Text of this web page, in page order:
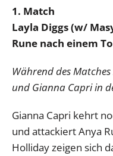
1. Match
Layla Diggs (w/
Rune nach einem
Während des
und Gianna Capri in
Gianna Capri kehrt
und attackiert Anya
Holliday zeigen sich